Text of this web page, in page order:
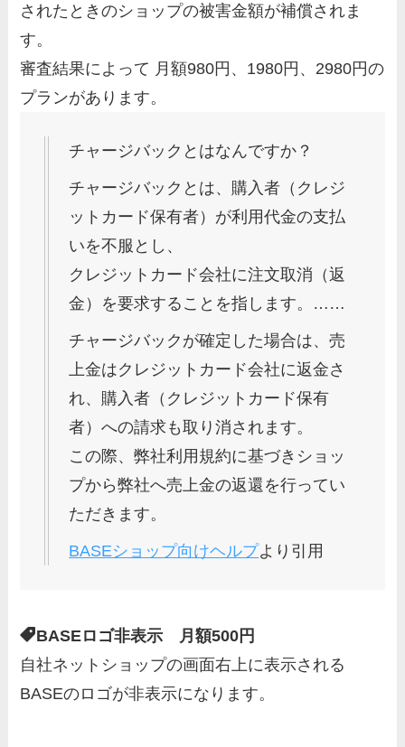
されたときのショップの被害金額が補償されま
す。
審査結果によって 月額980円、1980円、2980円の
プランがあります。
チャージバックとはなんですか？
チャージバックとは、購入者（クレジ
ットカード保有者）が利用代金の支払
いを不服とし、
クレジットカード会社に注文取消（返
金）を要求することを指します。……
チャージバックが確定した場合は、売
上金はクレジットカード会社に返金さ
れ、購入者（クレジットカード保有
者）への請求も取り消されます。
この際、弊社利用規約に基づきショッ
プから弊社へ売上金の返還を行ってい
ただきます。
BASEショップ向けヘルプより引用
BASEロゴ非表示 月額500円
自社ネットショップの画面右上に表示される
BASEのロゴが非表示になります。